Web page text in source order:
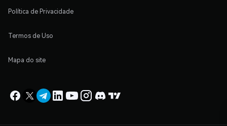
Política de Privacidade
Termos de Uso
Mapa do site